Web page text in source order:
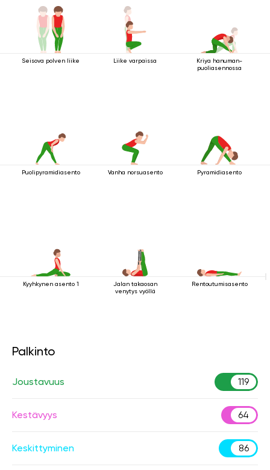
Seisova polven liike Liike varpaissa
Kriya hanuman-
puoliasennossa
Puolipyramidiasento Vanha norsuasento Pyramidiasento
Kyyhkynen asento 1
Jalan takaosan
venytys vyöllä
Rentoutumisasento
Palkinto
Joustavuus 119
Kestävyys 64
Keskittyminen 86